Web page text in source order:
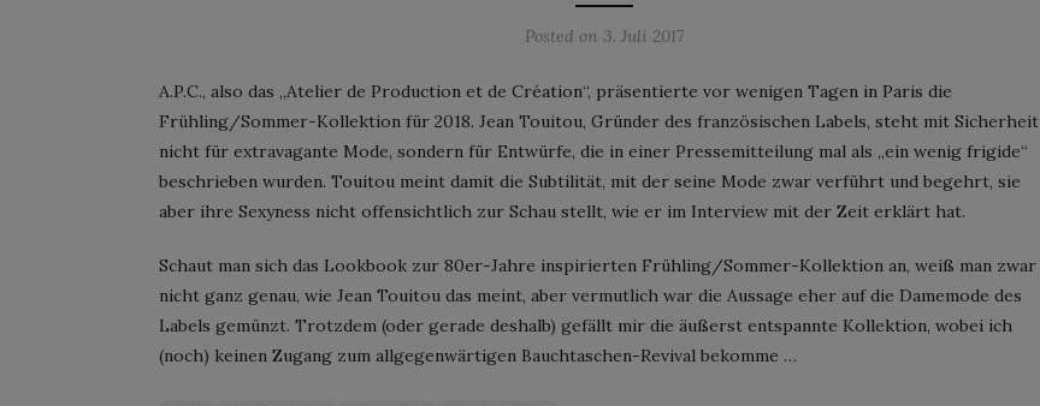
Posted on 3. Juli 2017
A.P.C., also das „Atelier de Production et de Création“, präsentierte vor wenigen Tagen in Paris die
Frühling/Sommer-Kollektion für 2018. Jean Touitou, Gründer des französischen Labels, steht mit Sicherheit
nicht für extravagante Mode, sondern für Entwürfe, die in einer Pressemitteilung mal als „ein wenig frigide“
beschrieben wurden. Touitou meint damit die Subtilität, mit der seine Mode zwar verführt und begehrt, sie
aber ihre Sexyness nicht offensichtlich zur Schau stellt, wie er im Interview mit der Zeit erklärt hat.
Schaut man sich das Lookbook zur 80er-Jahre inspirierten Frühling/Sommer-Kollektion an, weiß man zwar
nicht ganz genau, wie Jean Touitou das meint, aber vermutlich war die Aussage eher auf die Damemode des
Labels gemünzt. Trotzdem (oder gerade deshalb) gefällt mir die äußerst entspannte Kollektion, wobei ich
(noch) keinen Zugang zum allgegenwärtigen Bauchtaschen-Revival bekomme …